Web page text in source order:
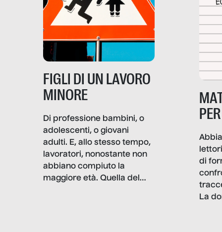
e crisi penetrino nel tessuto
più intimo delle società per
alterarne le molecole
professionali – e, attraverso
esse, il senso stesso della
FIGLI DI UN LAVORO
MINORE
Di professione bambini, o
adolescenti, o giovani
adulti. E, allo stesso tempo,
lavoratori, nonostante non
abbiano compiuto la
maggiore età. Quella del
di
La